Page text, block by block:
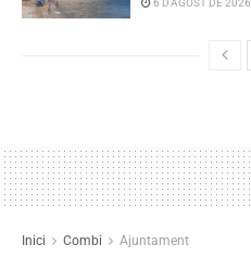
6 D'AGOST DE 2026
Inici Combi Ajuntament